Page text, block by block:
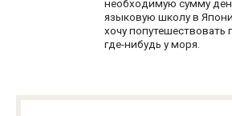
необходимую сумму
языковую школу в
хочу попутешествовать
где-нибудь у моря.